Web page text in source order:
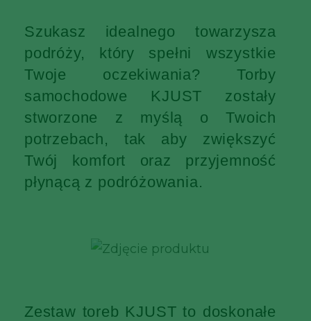
Szukasz idealnego towarzysza
podróży, który spełni wszystkie
Twoje oczekiwania? Torby
samochodowe KJUST zostały
stworzone z myślą o Twoich
potrzebach, tak aby zwiększyć
Twój komfort oraz przyjemność
płynącą z podróżowania.
Zestaw toreb KJUST to doskonałe